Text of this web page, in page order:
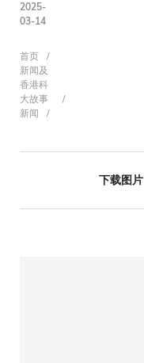
2025-
03-14
面
包
屑
首页
新闻及
香港科
大故事
新闻
下载图片